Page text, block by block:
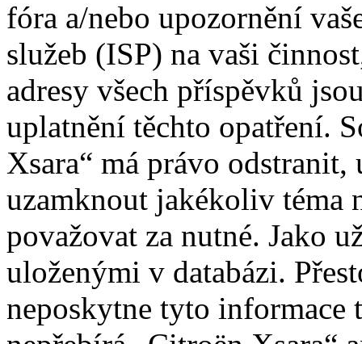
fóra a/nebo upozornění
služeb (ISP) na vaši
adresy všech příspěvků
uplatnění těchto opatření.
Xsara“ má právo
uzamknout jakékoliv téma
považovat za nutné. Jako
uloženými v databázi.
neposkytne tyto informace